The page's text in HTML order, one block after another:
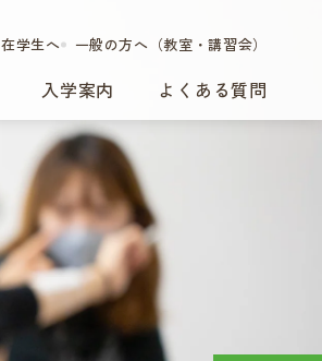
入学案内 よくある質問
在学生へ 一般の方へ（教室・講習会）